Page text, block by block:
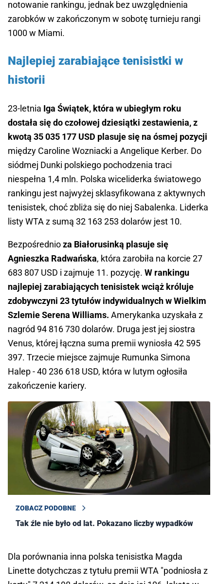
notowanie rankingu, jednak bez uwzględnienia
zarobków w zakończonym w sobotę turnieju rangi
1000 w Miami.
Najlepiej zarabiające tenisistki w
historii
23-letnia Iga Świątek, która w ubiegłym roku
dostała się do czołowej dziesiątki zestawienia, z
kwotą 35 035 177 USD plasuje się na ósmej pozycji
między Caroline Wozniacki a Angelique Kerber. Do
siódmej Dunki polskiego pochodzenia traci
niespełna 1,4 mln. Polska wiceliderka światowego
rankingu jest najwyżej sklasyfikowana z aktywnych
tenisistek, choć zbliża się do niej Sabalenka. Liderka
listy WTA z sumą 32 163 253 dolarów jest 10.
Bezpośrednioza Białorusinką plasuje się
Agnieszka Radwańska, która zarobiła na korcie 27
683 807 USD i zajmuje 11. pozycję. W rankingu
najlepiej zarabiających tenisistek wciąż króluje
zdobywczyni 23 tytułów indywidualnych w Wielkim
Szlemie Serena Williams. Amerykanka uzyskała z
nagród 94 816 730 dolarów. Druga jest jej siostra
Venus, której łączna suma premii wyniosła 42 595
397. Trzecie miejsce zajmuje Rumunka Simona
Halep - 40 236 618 USD, która w lutym ogłosiła
zakończenie kariery.
ZOBACZ PODOBNE
Tak źle nie było od lat. Pokazano liczby wypadków
Dla porównania inna polska tenisistka Magda
Linette dotychczas z tytułu premii WTA "podniosła z